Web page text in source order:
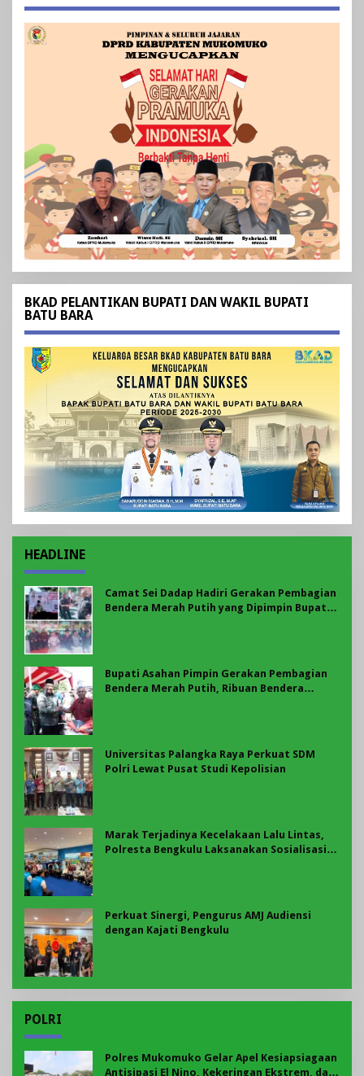
BKAD PELANTIKAN BUPATI DAN WAKIL BUPATI
BATU BARA
HEADLINE
Camat Sei Dadap Hadiri Gerakan Pembagian
Bendera Merah Putih yang Dipimpin Bupati
Bupati Asahan Pimpin Gerakan Pembagian
Bendera Merah Putih, Ribuan Bendera
Universitas Palangka Raya Perkuat SDM
Polri Lewat Pusat Studi Kepolisian
Marak Terjadinya Kecelakaan Lalu Lintas,
Polresta Bengkulu Laksanakan Sosialisasi
Perkuat Sinergi, Pengurus AMJ Audiensi
dengan Kajati Bengkulu
POLRI
Polres Mukomuko Gelar Apel Kesiapsiagaan
Antisipasi El Nino, Kekeringan Ekstrem, dan